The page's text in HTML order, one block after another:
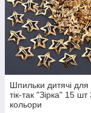
Шпильки дитячі для
тік-так "Зірка" 15 шт
кольори